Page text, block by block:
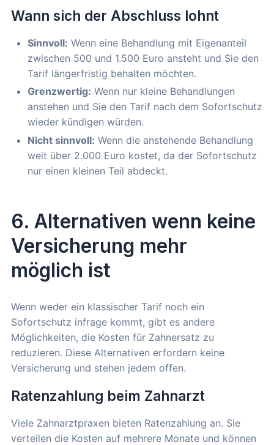
Wann sich der Abschluss lohnt
Sinnvoll: Wenn eine Behandlung mit Eigenanteil
zwischen 500 und 1.500 Euro ansteht und Sie den
Tarif längerfristig behalten möchten.
Grenzwertig: Wenn nur kleine Behandlungen
anstehen und Sie den Tarif nach dem Sofortschutz
wieder kündigen würden.
Nicht sinnvoll: Wenn die anstehende Behandlung
weit über 2.000 Euro kostet, da der Sofortschutz
nur einen kleinen Teil abdeckt.
6. Alternativen wenn keine
Versicherung mehr
möglich ist
Wenn weder ein klassischer Tarif noch ein
Sofortschutz infrage kommt, gibt es andere
Möglichkeiten, die Kosten für Zahnersatz zu
reduzieren. Diese Alternativen erfordern keine
Versicherung und stehen jedem offen.
Ratenzahlung beim Zahnarzt
Viele Zahnarztpraxen bieten Ratenzahlung an. Sie
verteilen die Kosten auf mehrere Monate und können